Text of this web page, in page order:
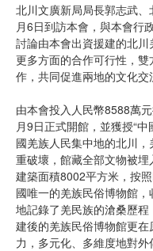
北川文廣新局局長郭志武
月6日到訪本會，與本會行
討論由本會出資援建的北
更多方面的合作可行性，
作，共同促進兩地的文化交
由本會投入人民幣8588萬
月9日正式開館，並獲授“
國羌族人民集中地的北川
重破壞，館藏全部文物被埋
建築面積8002平方米，按
國唯一的羌族民俗博物館
地記錄了羌民族的滄桑歷
建後的羌族民俗博物館更
力，多元化、多維度地對外